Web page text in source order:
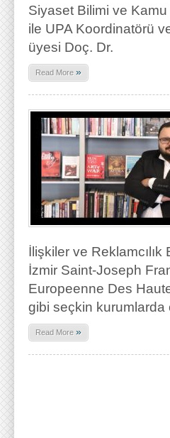
Siyaset Bilimi ve
ile UPA Koordinatörü
üyesi Doç. Dr.
Read More »
İlişkiler ve
İzmir Saint-Joseph
Europeenne Des
gibi seçkin kurumlarda
Read More »